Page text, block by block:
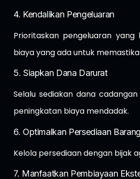
4. Kendalikan Pengeluaran
Prioritaskan pengeluaran
biaya yang ada untuk
5. Siapkan Dana Darurat
Selalu sediakan dana
peningkatan biaya mendadak.
6. Optimalkan Persediaan Barang
Kelola persediaan dengan bijak
7. Manfaatkan Pembiayaan